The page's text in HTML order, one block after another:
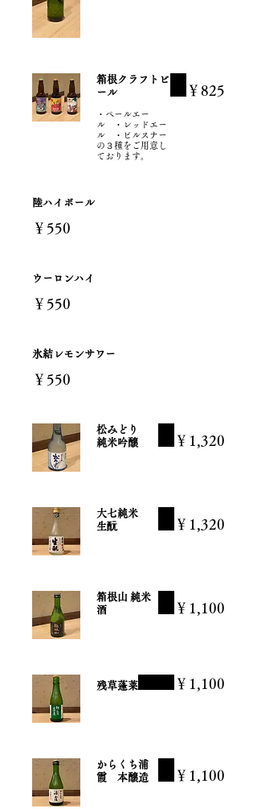
箱根クラフトビ
ール
・ペールエー
ル ・レッドエー
ル ・ピルスナー
の３種をご用意し
ております。
￥825
陸ハイボール
￥550
ウーロンハイ
￥550
氷結レモンサワー
￥550
松みどり
純米吟醸
￥1,320
大七純米
生酛
￥1,320
箱根山 純米
酒
￥1,100
残草蓬莱 ￥1,100
からくち浦
霞 本醸造
￥1,100